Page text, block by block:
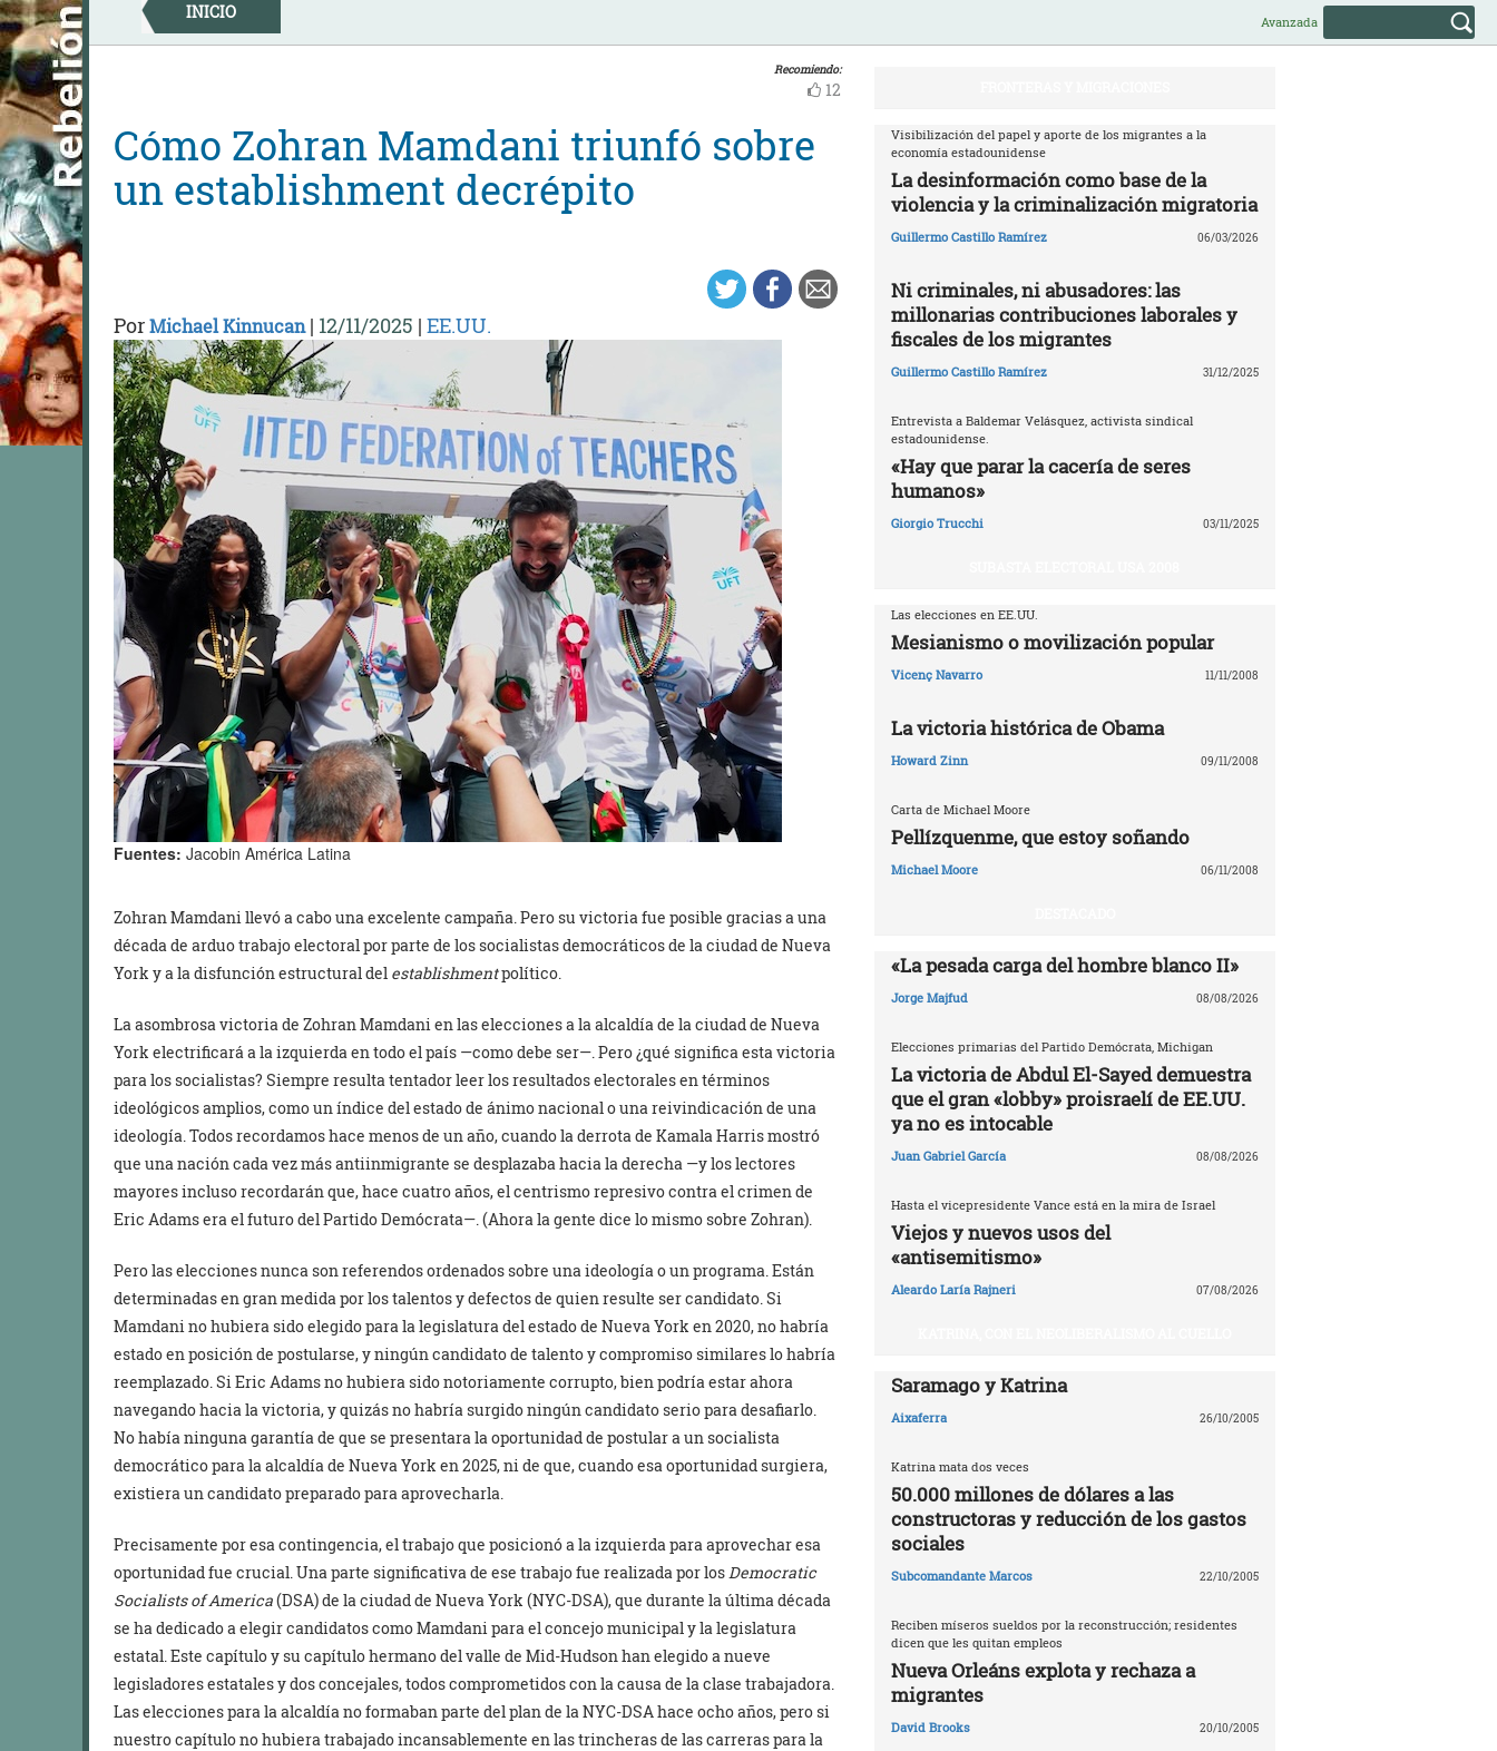
Skip
to
content
INICIO Avanzada
Recomiendo:
12
Cómo Zohran Mamdani triunfó sobre
un establishment decrépito
PorMichael Kinnucan| 12/11/2025 | EE.UU.
Fuentes: Jacobin América Latina
Zohran Mamdani llevó a cabo una excelente campaña. Pero su victoria fue posible gracias a una
década de arduo trabajo electoral por parte de los socialistas democráticos de la ciudad de Nueva
York y a la disfunción estructural del establishmentpolítico.
La asombrosa victoria de Zohran Mamdani en las elecciones a la alcaldía de la ciudad de Nueva
York electrificará a la izquierda en todo el país —como debe ser—. Pero ¿qué significa esta victoria
para los socialistas? Siempre resulta tentador leer los resultados electorales en términos
ideológicos amplios, como un índice del estado de ánimo nacional o una reivindicación de una
ideología. Todos recordamos hace menos de un año, cuando la derrota de Kamala Harris mostró
que una nación cada vez más antiinmigrante se desplazaba hacia la derecha —y los lectores
mayores incluso recordarán que, hace cuatro años, el centrismo represivo contra el crimen de
Eric Adams era el futuro del Partido Demócrata—. (Ahora la gente dice lo mismo sobre Zohran).
Pero las elecciones nunca son referendos ordenados sobre una ideología o un programa. Están
determinadas en gran medida por los talentos y defectos de quien resulte ser candidato. Si
Mamdani no hubiera sido elegido para la legislatura del estado de Nueva York en 2020, no habría
estado en posición de postularse, y ningún candidato de talento y compromiso similares lo habría
reemplazado. Si Eric Adams no hubiera sido notoriamente corrupto, bien podría estar ahora
navegando hacia la victoria, y quizás no habría surgido ningún candidato serio para desafiarlo.
No había ninguna garantía de que se presentara la oportunidad de postular a un socialista
democrático para la alcaldía de Nueva York en 2025, ni de que, cuando esa oportunidad surgiera,
existiera un candidato preparado para aprovecharla.
Precisamente por esa contingencia, el trabajo que posicionó a la izquierda para aprovechar esa
oportunidad fue crucial. Una parte significativa de ese trabajo fue realizada por losDemocratic
Socialists of America(DSA) de la ciudad de Nueva York (NYC-DSA), que durante la última década
se ha dedicado a elegir candidatos como Mamdani para el concejo municipal y la legislatura
estatal. Este capítulo y su capítulo hermano del valle de Mid-Hudson han elegido a nueve
legisladores estatales y dos concejales, todos comprometidos con la causa de la clase trabajadora.
Las elecciones para la alcaldía no formaban parte del plan de la NYC-DSA hace ocho años, pero si
nuestro capítulo no hubiera trabajado incansablemente en las trincheras de las carreras para la
Visibilización del papel y aporte de los migrantes a la
economía estadounidense
La desinformación como base de la
violencia y la criminalización migratoria
Guillermo Castillo Ramírez 06/03/2026
Ni criminales, ni abusadores: las
millonarias contribuciones laborales y
fiscales de los migrantes
Guillermo Castillo Ramírez 31/12/2025
Entrevista a Baldemar Velásquez, activista sindical
estadounidense.
«Hay que parar la cacería de seres
humanos»
Giorgio Trucchi 03/11/2025
Las elecciones en EE.UU.
Mesianismo o movilización popular
Vicenç Navarro 11/11/2008
La victoria histórica de Obama
Howard Zinn 09/11/2008
Carta de Michael Moore
Pellízquenme, que estoy soñando
Michael Moore 06/11/2008
«La pesada carga del hombre blanco II»
Jorge Majfud 08/08/2026
Elecciones primarias del Partido Demócrata, Michigan
La victoria de Abdul El-Sayed demuestra
que el gran «lobby» proisraelí de EE.UU.
ya no es intocable
Juan Gabriel García 08/08/2026
Hasta el vicepresidente Vance está en la mira de Israel
Viejos y nuevos usos del
«antisemitismo»
Aleardo Laría Rajneri 07/08/2026
Saramago y Katrina
Aixaferra 26/10/2005
Katrina mata dos veces
50.000 millones de dólares a las
constructoras y reducción de los gastos
sociales
Subcomandante Marcos 22/10/2005
Reciben míseros sueldos por la reconstrucción; residentes
dicen que les quitan empleos
Nueva Orleáns explota y rechaza a
migrantes
David Brooks 20/10/2005